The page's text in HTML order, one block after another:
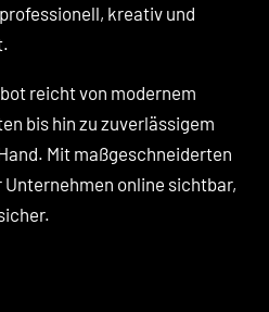
kreativ und
reicht von modernem
bis hin zu zuverlässigem
Mit maßgeschneiderten
online sichtbar,